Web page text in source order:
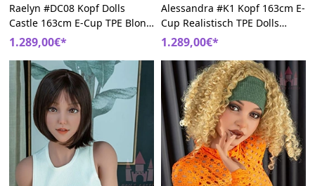
Raelyn #DC08 Kopf Dolls
Castle 163cm E-Cup TPE Blond
Sexy Sexpuppem
1.289,00€*
Alessandra #K1 Kopf 163cm E-
Cup Realistisch TPE Dolls
Castle Bauchmuskeln
Liebespuppen
1.289,00€*